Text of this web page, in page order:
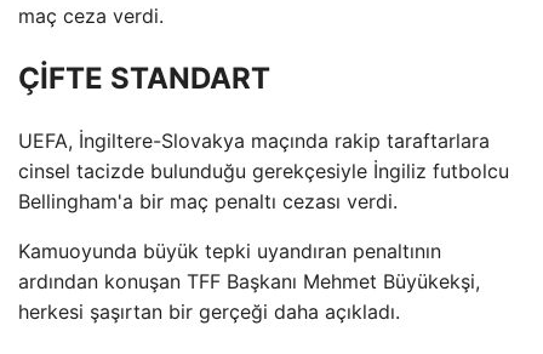
maç ceza verdi.
ÇİFTE STANDART
UEFA, İngiltere-Slovakya maçında rakip taraftarlara
cinsel tacizde bulunduğu gerekçesiyle İngiliz futbolcu
Bellingham'a bir maç penaltı cezası verdi.
Kamuoyunda büyük tepki uyandıran penaltının
ardından konuşan TFF Başkanı Mehmet Büyükekşi,
herkesi şaşırtan bir gerçeği daha açıkladı.